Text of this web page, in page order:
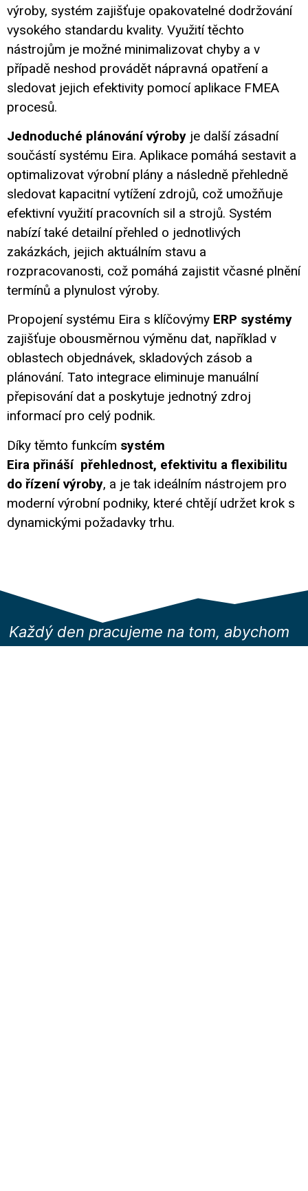
výroby, systém zajišťuje opakovatelné dodržování
vysokého standardu kvality. Využití těchto
nástrojům je možné minimalizovat chyby a v
případě neshod provádět nápravná opatření a
sledovat jejich efektivity pomocí aplikace FMEA
procesů.
Jednoduché plánování výroby je další zásadní
součástí systému Eira. Aplikace pomáhá sestavit a
optimalizovat výrobní plány a následně přehledně
sledovat kapacitní vytížení zdrojů, což umožňuje
efektivní využití pracovních sil a strojů. Systém
nabízí také detailní přehled o jednotlivých
zakázkách, jejich aktuálním stavu a
rozpracovanosti, což pomáhá zajistit včasné plnění
termínů a plynulost výroby.
Propojení systému Eira s klíčovýmy ERP systémy
zajišťuje obousměrnou výměnu dat, například v
oblastech objednávek, skladových zásob a
plánování. Tato integrace eliminuje manuální
přepisování dat a poskytuje jednotný zdroj
informací pro celý podnik.
Díky těmto funkcím systém
Eira přináší přehlednost, efektivitu a flexibilitu
do řízení výroby, a je tak ideálním nástrojem pro
moderní výrobní podniky, které chtějí udržet krok s
dynamickými požadavky trhu.
Každý den pracujeme na tom, abychom